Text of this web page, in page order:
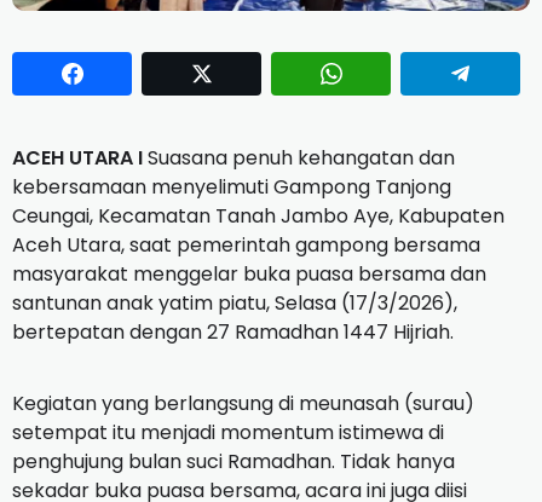
ACEH UTARA ISuasana penuh kehangatan dan
kebersamaan menyelimuti Gampong Tanjong
Ceungai, Kecamatan Tanah Jambo Aye, Kabupaten
Aceh Utara, saat pemerintah gampong bersama
masyarakat menggelar buka puasa bersama dan
santunan anak yatim piatu, Selasa (17/3/2026),
bertepatan dengan 27 Ramadhan 1447 Hijriah.
Kegiatan yang berlangsung di meunasah (surau)
setempat itu menjadi momentum istimewa di
penghujung bulan suci Ramadhan. Tidak hanya
sekadar buka puasa bersama, acara ini juga diisi